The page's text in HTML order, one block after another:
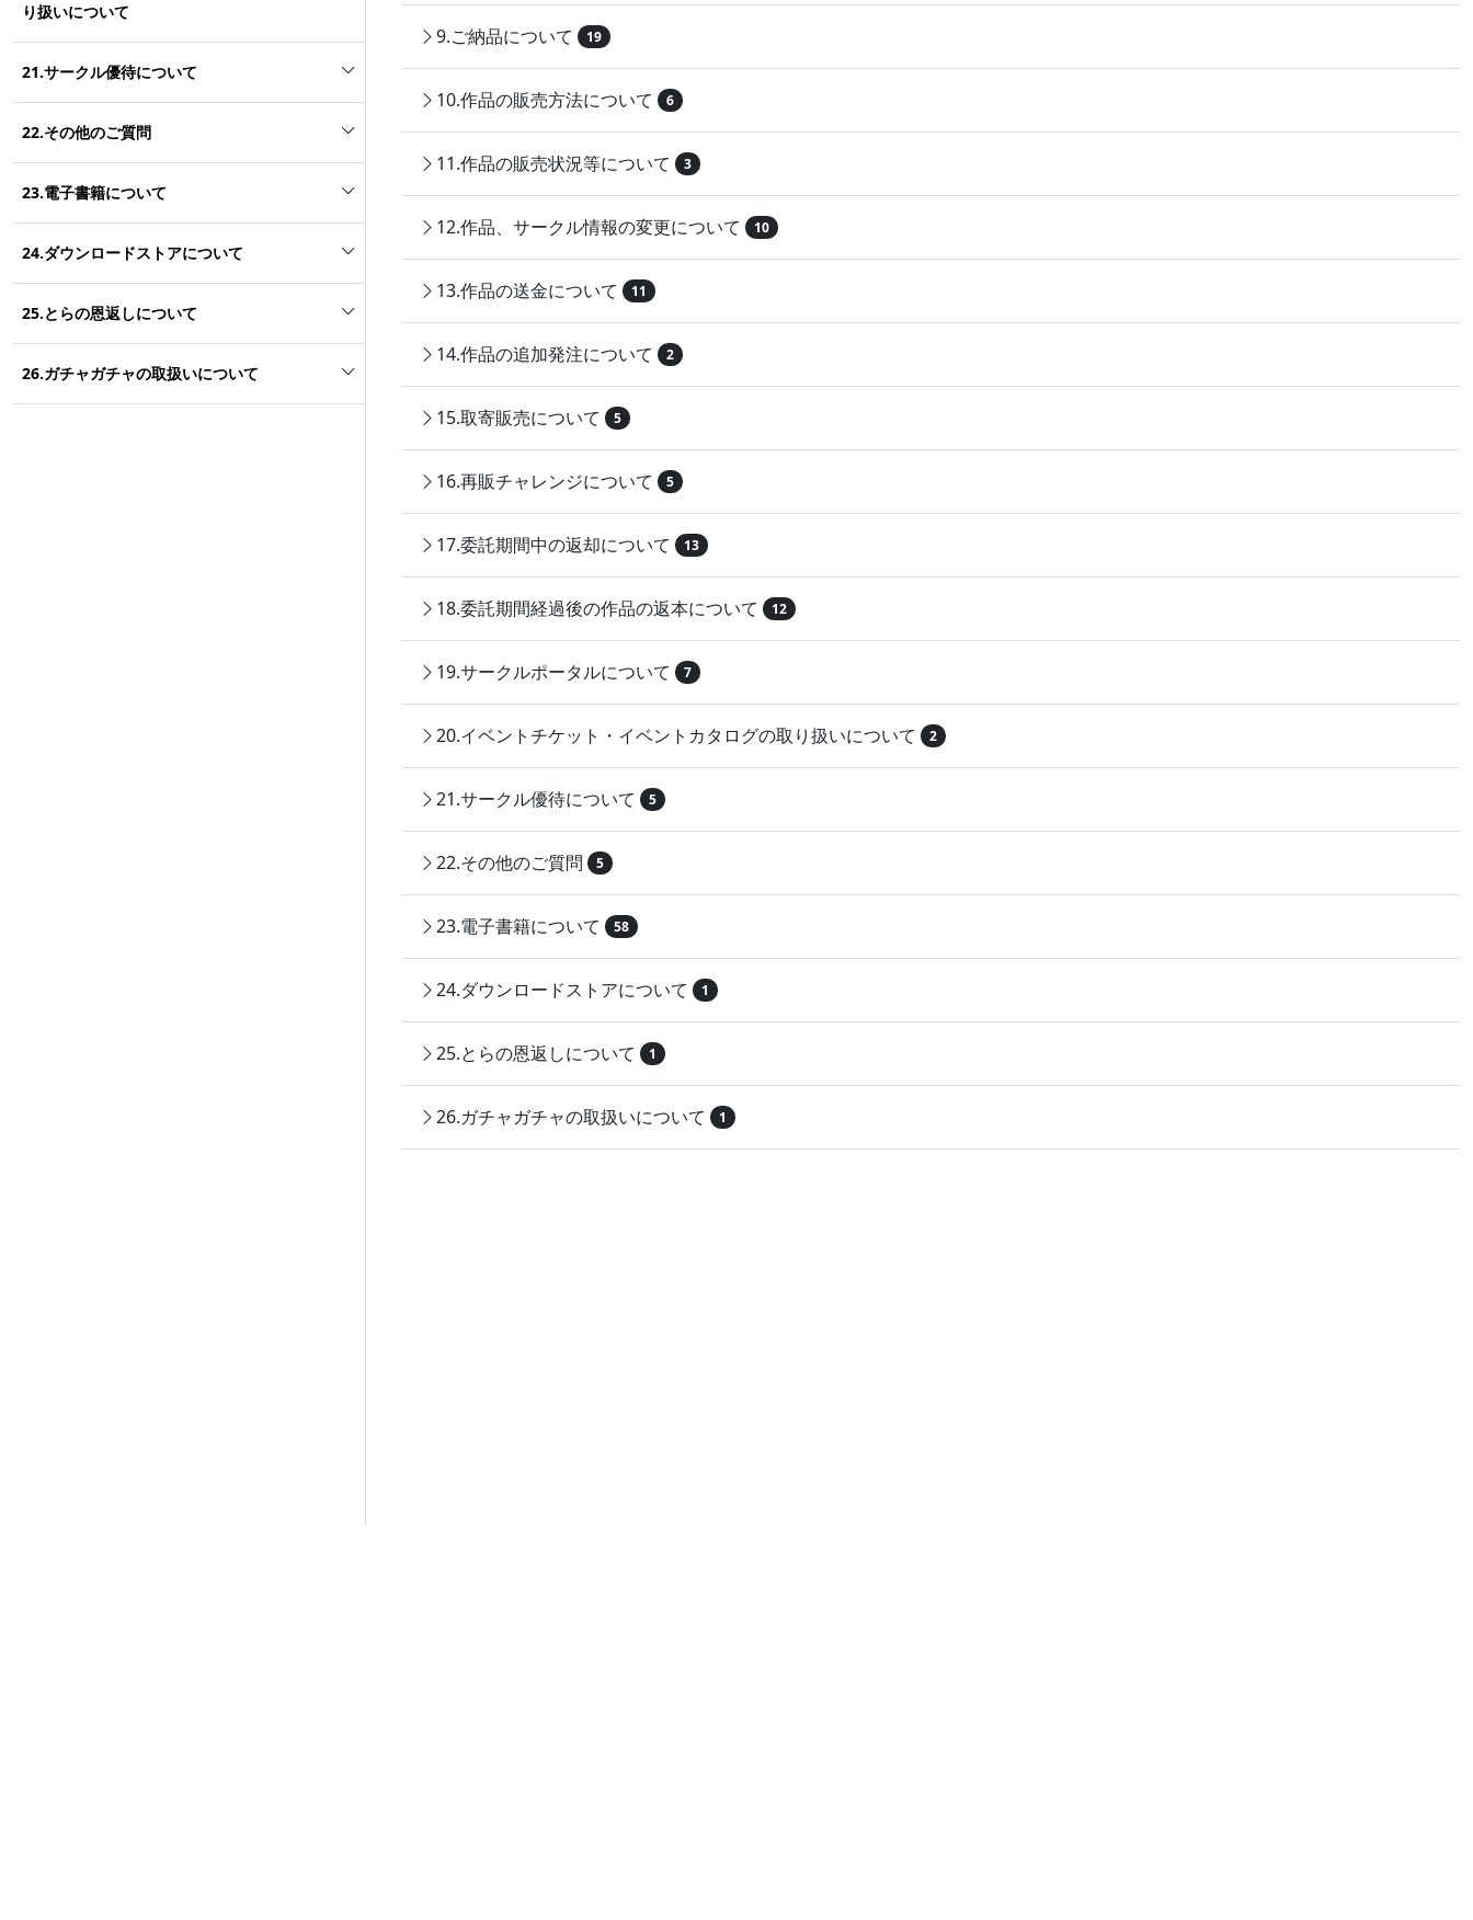
り扱いについて
21.サークル優待について
22.その他のご質問
23.電子書籍について
24.ダウンロードストアについて
25.とらの恩返しについて
26.ガチャガチャの取扱いについて
9.ご納品について 19
10.作品の販売方法について 6
11.作品の販売状況等について 3
12.作品、サークル情報の変更について 10
13.作品の送金について 11
14.作品の追加発注について 2
15.取寄販売について 5
16.再販チャレンジについて 5
17.委託期間中の返却について 13
18.委託期間経過後の作品の返本について 12
19.サークルポータルについて 7
20.イベントチケット・イベントカタログの取り扱いについて 2
21.サークル優待について 5
22.その他のご質問 5
23.電子書籍について 58
24.ダウンロードストアについて 1
25.とらの恩返しについて 1
26.ガチャガチャの取扱いについて 1